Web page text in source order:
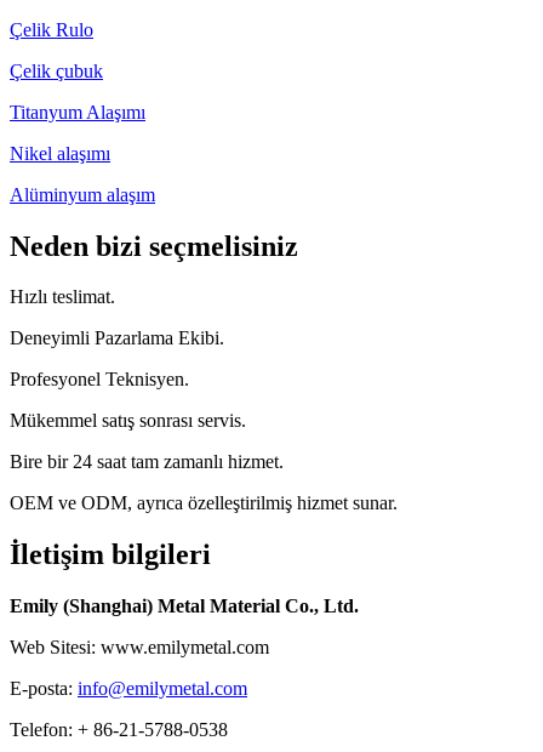
Çelik Rulo
Çelik çubuk
Titanyum Alaşımı
Nikel alaşımı
Alüminyum alaşım
Neden bizi seçmelisiniz
Hızlı teslimat.
Deneyimli Pazarlama Ekibi.
Profesyonel Teknisyen.
Mükemmel satış sonrası servis.
Bire bir 24 saat tam zamanlı hizmet.
OEM ve ODM, ayrıca özelleştirilmiş hizmet sunar.
İletişim bilgileri
Emily (Shanghai) Metal Material Co., Ltd.
Web Sitesi: www.emilymetal.com
E-posta: info@emilymetal.com
Telefon: + 86-21-5788-0538